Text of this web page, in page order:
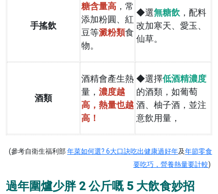
手搖飲
糖含量高 ，常
添加粉圓、紅
豆等澱粉類食
物。
◆選無糖飲 ，配料
改加寒天、愛玉、
仙草。
酒類
酒精會產生熱
量， 濃度越
高，熱量也越
高！
◆選擇低酒精濃度
的酒類，如葡萄
酒、柚子酒，並注
意飲用量，
(參考自衛生福利部年菜如何選? 6大口訣吃出健康過好年及年節零食
要吃巧，營養熱量要計較)
過年圍爐少胖 2 公斤嘅 5 大飲食妙招